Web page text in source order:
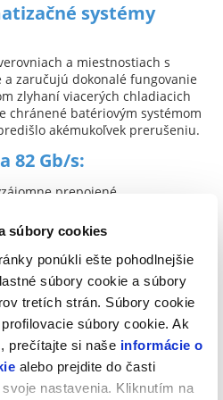
súbory cookies
ponúkli ešte pohodlnejšie
súbory cookie a súbory
tretích strán. Súbory cookie
súbory cookie. Ak
prečítajte si naše informácie o
alebo prejdite do časti
nastavenia. Kliknutím na
systémy
a miestnostiach s
zaručujú dokonalé fungovanie
zlyhaní viacerých chladiacich
chránené batériovým systémom
akémukoľvek prerušeniu.
82 Gb/s:
prepojené
k internetu činí 82Gb/s
najdôležitejších národných
a hlavnej siete
redundantných pripojení
umožňujú smerovať až
káblovú sieť (kategórie 7A)
10GB/s. Centrálna sieť je